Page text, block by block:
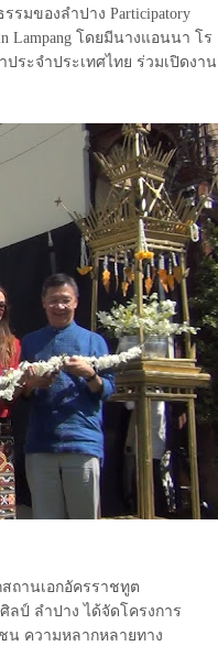
รมของลำปาง Participatory
Lampang โดยมีนางแอนนา โร
ระจำประเทศไทย ร่วมเปิดงาน
ถานเอกอัครราชทูต
ลป์ ลำปาง ได้จัดโครงการ
น ความหลากหลายทาง